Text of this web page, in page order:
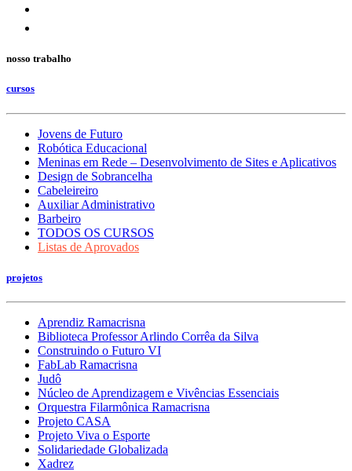
nosso trabalho
cursos
Jovens de Futuro
Robótica Educacional
Meninas em Rede – Desenvolvimento de Sites e Aplicativos
Design de Sobrancelha
Cabeleireiro
Auxiliar Administrativo
Barbeiro
TODOS OS CURSOS
Listas de Aprovados
projetos
Aprendiz Ramacrisna
Biblioteca Professor Arlindo Corrêa da Silva
Construindo o Futuro VI
FabLab Ramacrisna
Judô
Núcleo de Aprendizagem e Vivências Essenciais
Orquestra Filarmônica Ramacrisna
Projeto CASA
Projeto Viva o Esporte
Solidariedade Globalizada
Xadrez